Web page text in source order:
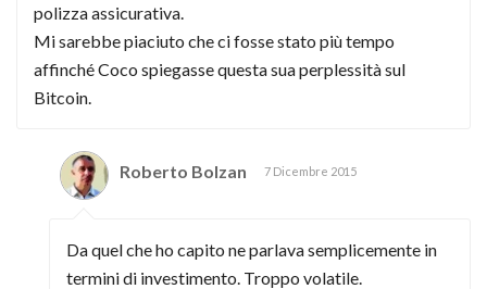
polizza assicurativa.
Mi sarebbe piaciuto che ci fosse stato più tempo
affinché Coco spiegasse questa sua perplessità sul
Bitcoin.
Roberto Bolzan 7 Dicembre 2015
Da quel che ho capito ne parlava semplicemente in
termini di investimento. Troppo volatile.